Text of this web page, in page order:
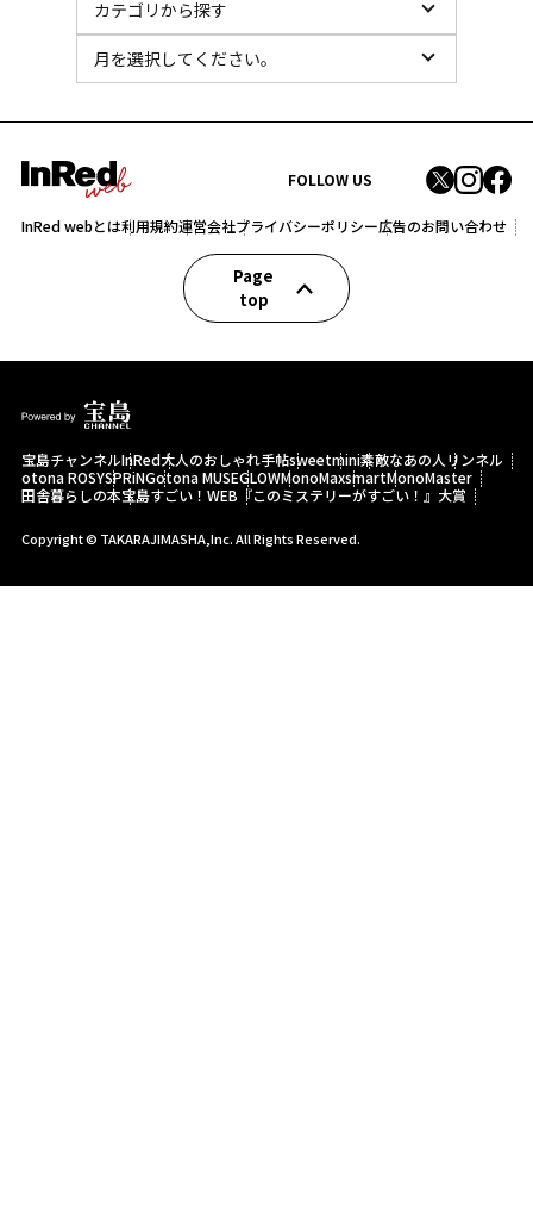
FOLLOW US
InRed webとは利用規約運営会社プライバシーポリシー広告のお問い合わせ
Page
top
宝島チャンネルInRed大人のおしゃれ手帖sweetmini素敵なあの人 リンネル
otona ROSYSPRiNGotona MUSEGLOWMonoMaxsmartMonoMaster
田舎暮らしの本宝島すごい！WEB 『このミステリーがすごい！』大賞
Copyright © TAKARAJIMASHA,Inc. All Rights Reserved.